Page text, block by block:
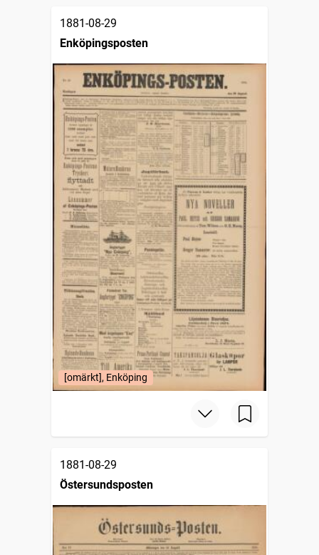
1881-08-29
Enköpingsposten
[omärkt], Enköping
1881-08-29
Östersundsposten